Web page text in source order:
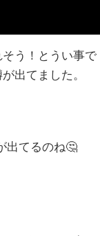
う！とうい事で
出てました。
出てるのね🤔